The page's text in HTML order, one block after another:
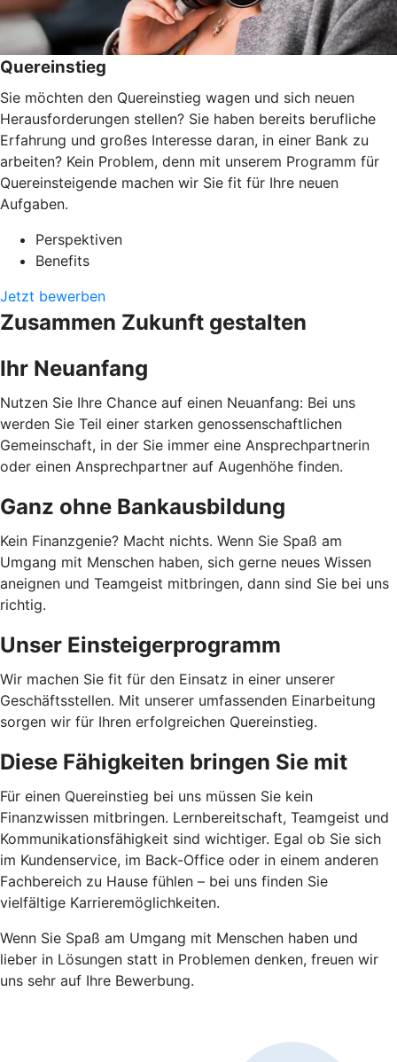
Quereinstieg
Sie möchten den Quereinstieg wagen und sich neuen
Herausforderungen stellen? Sie haben bereits berufliche
Erfahrung und großes Interesse daran, in einer Bank zu
arbeiten? Kein Problem, denn mit unserem Programm für
Quereinsteigende machen wir Sie fit für Ihre neuen
Aufgaben.
Perspektiven
Benefits
Jetzt bewerben
Zusammen Zukunft gestalten
Ihr Neuanfang
Nutzen Sie Ihre Chance auf einen Neuanfang: Bei uns
werden Sie Teil einer starken genossenschaftlichen
Gemeinschaft, in der Sie immer eine Ansprechpartnerin
oder einen Ansprechpartner auf Augenhöhe finden.
Ganz ohne Bankausbildung
Kein Finanzgenie? Macht nichts. Wenn Sie Spaß am
Umgang mit Menschen haben, sich gerne neues Wissen
aneignen und Teamgeist mitbringen, dann sind Sie bei uns
richtig.
Unser Einsteigerprogramm
Wir machen Sie fit für den Einsatz in einer unserer
Geschäftsstellen. Mit unserer umfassenden Einarbeitung
sorgen wir für Ihren erfolgreichen Quereinstieg.
Diese Fähigkeiten bringen Sie mit
Für einen Quereinstieg bei uns müssen Sie kein
Finanzwissen mitbringen. Lernbereitschaft, Teamgeist und
Kommunikationsfähigkeit sind wichtiger. Egal ob Sie sich
im Kundenservice, im Back-Office oder in einem anderen
Fachbereich zu Hause fühlen – bei uns finden Sie
vielfältige Karrieremöglichkeiten.
Wenn Sie Spaß am Umgang mit Menschen haben und
lieber in Lösungen statt in Problemen denken, freuen wir
uns sehr auf Ihre Bewerbung.